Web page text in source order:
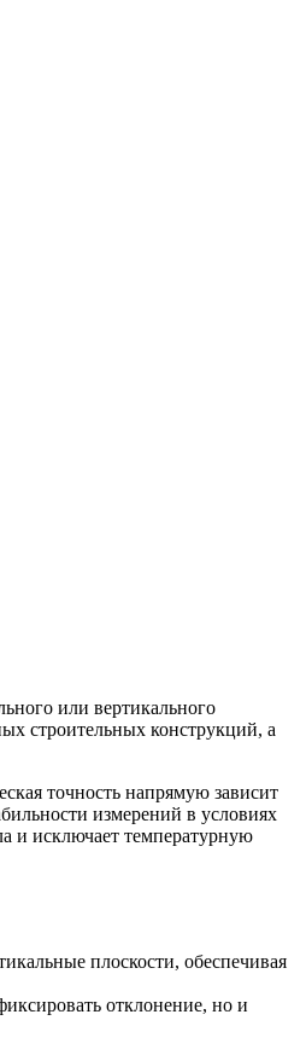
или вертикального
строительных конструкций, а
точность напрямую зависит
измерений в условиях
и исключает температурную
плоскости, обеспечивая
отклонение, но и